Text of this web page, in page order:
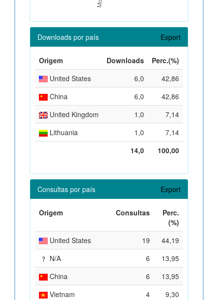
Downloads por país Export
Origem Downloads
Perc.(%)
United States
6,0
42,86
China
6,0
42,86
United Kingdom
1,0
7,14
Lithuania
1,0
7,14
14,0
100,00
Consultas por país Export
Origem Consultas
Perc.
(%)
United States
19
44,19
N/A
6
13,95
China
6
13,95
Vietnam
4
9,30